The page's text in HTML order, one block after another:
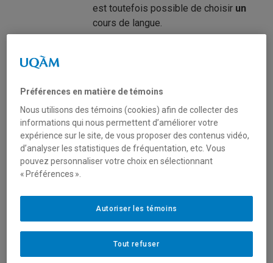
Choix de cours
est toutefois possible de choisir un
cours de langue.
du Registrariat.
Vous trouverez la liste des cours
offerts pour le programme d’études
choisi sous l’ongletCours à suivre et
Une admission définitive au
garantit pas l’accès aux cours
choisis par l’étudiant. Certains
Préférences en matière de témoins
Nous utilisons des témoins (cookies) afin de collecter des
informations qui nous permettent d’améliorer votre
expérience sur le site, de vous proposer des contenus vidéo,
d’analyser les statistiques de fréquentation, etc. Vous
pouvez personnaliser votre choix en sélectionnant
« Préférences ».
Tout refuser
Autoriser les témoins